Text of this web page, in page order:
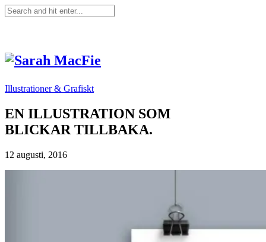
Illustrationer & Grafiskt
EN ILLUSTRATION SOM
BLICKAR TILLBAKA.
12 augusti, 2016